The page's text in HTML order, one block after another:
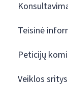
Teisinė
Peticijų
Veiklos sritys